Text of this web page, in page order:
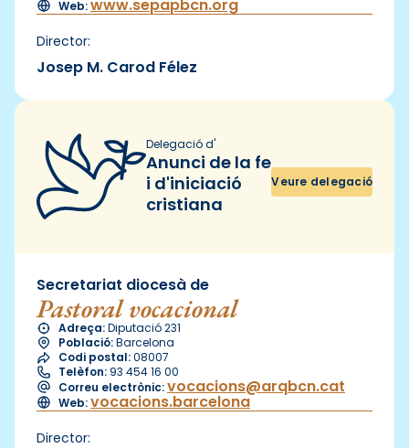
Web:www.sepapbcn.org
Director:
Josep M. Carod Félez
Delegació d'
Anunci de la fe
i d'iniciació
cristiana
Veure delegació
Secretariat diocesà de
Pastoral vocacional
Adreça:Diputació 231
Població:Barcelona
Codi postal:08007
Telèfon: 93 454 16 00
Correu electrònic:vocacions@arqbcn.cat
Web:vocacions.barcelona
Director: